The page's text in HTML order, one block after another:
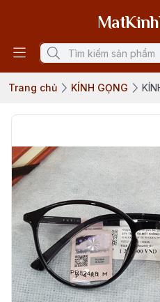
Trang chủ KÍNH GỌNG